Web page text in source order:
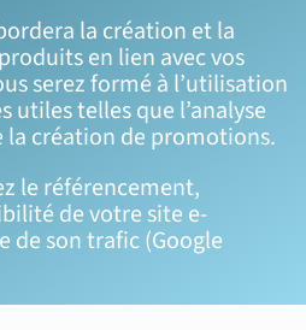
la création et la
en lien avec vos
serez formé à l’utilisation
telles que l’analyse
la création de promotions.
le référencement,
de votre site e-
de son trafic (Google